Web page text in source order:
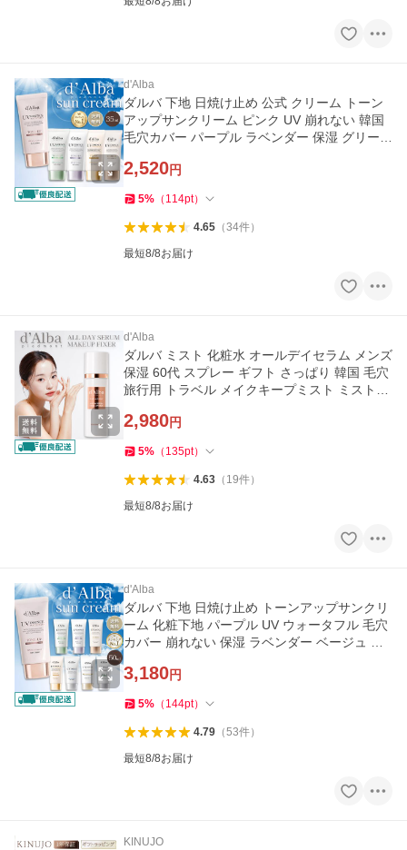
d'Alba
ダルバ 下地 日焼け止め 公式 クリーム トーン
アップサンクリーム ピンク UV 崩れない 韓国
毛穴カバー パープル ラベンダー 保湿 グリーン
2,520円
5% （ 114pt）
4.65（34件）
最短8/8お届け
d'Alba
ダルバ ミスト 化粧水 オールデイセラム メンズ
保湿 60代 スプレー ギフト さっぱり 韓国 毛穴
旅行用 トラベル メイクキープミスト ミスト化
2,980円
5% （ 135pt）
4.63（ 19件）
最短8/8お届け
d'Alba
ダルバ 下地 日焼け止め トーンアップサンクリ
ーム 化粧下地 パープル UV ウォータフル 毛穴
カバー 崩れない 保湿 ラベンダー ベージュ グ
3,180円
5% （ 144pt）
4.79（53件）
最短8/8お届け
KINUJO